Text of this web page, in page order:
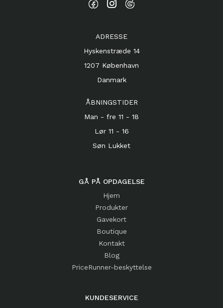
ADRESSE
Hyskenstræde 14
1207 København
Danmark
ÅBNINGSTIDER
Man - fre 11 - 18
Lør 11 - 16
Søn Lukket
GÅ PÅ OPDAGELSE
Hjem
Produkter
Gavekort
Boutique
Kontakt
Blog
PriceRunner-beskyttelse
KUNDESERVICE